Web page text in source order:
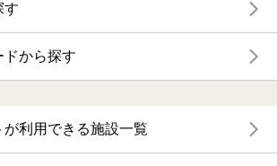
す
ドから探す
が利用できる施設一覧